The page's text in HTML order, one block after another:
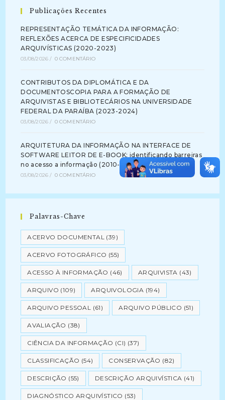
Publicações Recentes
REPRESENTAÇÃO TEMÁTICA DA INFORMAÇÃO:
REFLEXÕES ACERCA DE ESPECIFICIDADES
ARQUIVÍSTICAS (2020-2023)
03/08/2026 / 0 COMENTÁRIO
CONTRIBUTOS DA DIPLOMÁTICA E DA
DOCUMENTOSCOPIA PARA A FORMAÇÃO DE
ARQUIVISTAS E BIBLIOTECÁRIOS NA UNIVERSIDADE
FEDERAL DA PARAÍBA (2023-2024)
03/08/2026 / 0 COMENTÁRIO
ARQUITETURA DA INFORMAÇÃO NA INTERFACE DE
SOFTWARE LEITOR DE E-BOOK: identificando barreiras
no acesso a informação (2010-2012)
03/08/2026 / 0 COMENTÁRIO
Palavras-Chave
ACERVO DOCUMENTAL (39)
ACERVO FOTOGRÁFICO (55)
ACESSO À INFORMAÇÃO (46) ARQUIVISTA (43)
ARQUIVO (109) ARQUIVOLOGIA (194)
ARQUIVO PESSOAL (61) ARQUIVO PÚBLICO (51)
AVALIAÇÃO (38)
CIÊNCIA DA INFORMAÇÃO (CI) (37)
CLASSIFICAÇÃO (54) CONSERVAÇÃO (82)
DESCRIÇÃO (55) DESCRIÇÃO ARQUIVÍSTICA (41)
DIAGNÓSTICO ARQUIVÍSTICO (53)